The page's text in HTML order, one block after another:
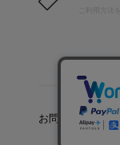
お問い合わせ